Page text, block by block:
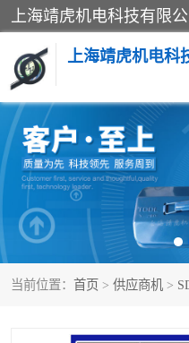
上海靖虎机电科
当前位置： 首页 > 供应商机 >
SDI仪
PH电导测试笔
水质检测仪
PH电导测试仪